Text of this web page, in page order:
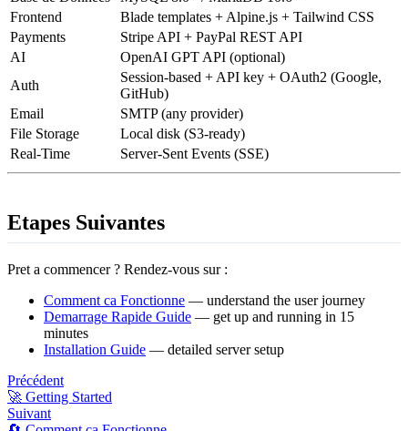
Frontend
Blade templates + Alpine.js + Tailwind CSS
Payments
Stripe API + PayPal REST API
AI
OpenAI GPT API (optional)
Auth
Session-based + API key + OAuth2 (Google,
GitHub)
Email
SMTP (any provider)
File Storage
Local disk (S3-ready)
Real-Time
Server-Sent Events (SSE)
Etapes Suivantes
Pret a commencer ? Rendez-vous sur :
Comment ca Fonctionne — understand the user journey
Demarrage Rapide Guide — get up and running in 15
minutes
Installation Guide — detailed server setup
Précédent
🚀 Getting Started
Suivant